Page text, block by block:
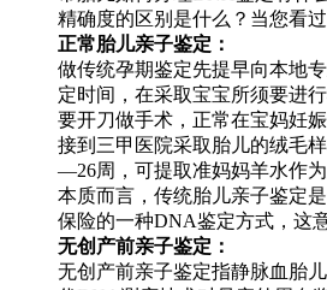
精确度的区别是什么？当您看
正常胎儿亲子鉴定：
做传统孕期鉴定先提早向本地
定时间，在采取宝宝所须要进
要开刀做手术，正常在宝妈妊
接到三甲医院采取胎儿的绒毛
—26周，可提取准妈妈羊水作
本质而言，传统胎儿亲子鉴定
保险的一种DNA鉴定方式，这
无创产前亲子鉴定：
无创产前亲子鉴定指静脉血胎